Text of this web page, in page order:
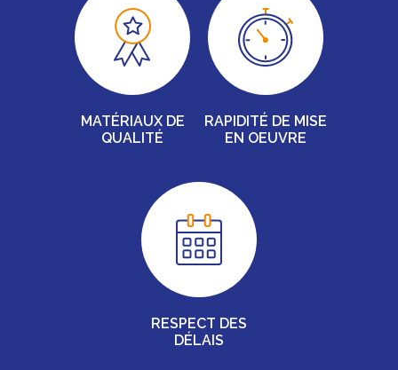
MATÉRIAUX DE
QUALITÉ
RAPIDITÉ DE MISE
EN OEUVRE
RESPECT DES
DÉLAIS